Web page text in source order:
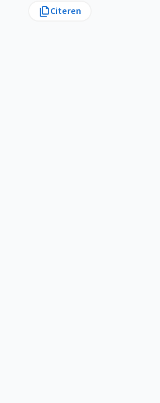
Citeren